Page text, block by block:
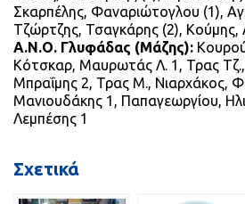
Σκαρπέλης, Φαναριώτογλου (1),
Τζώρτζης, Τσαγκάρης (2), Κούμης,
Α.Ν.Ο. Γλυφάδας (Μάζης):
Κότσκαρ, Μαυρωτάς Λ. 1, Τρας
Μπραΐμης 2, Τρας Μ., Νιαρχάκος,
Μανιουδάκης 1, Παπαγεωργίου,
Λεμπέσης 1
Σχετικά